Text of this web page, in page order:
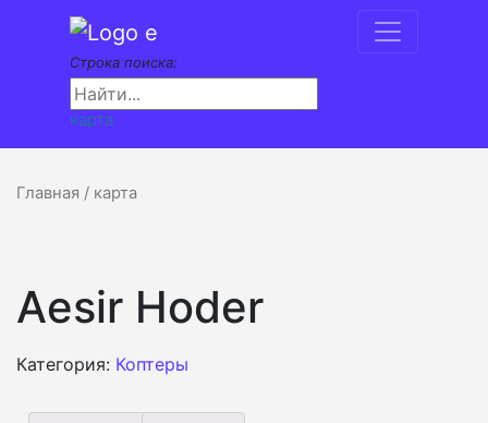
Строка поиска:
карта
Главная / карта
Aesir Hoder
Категория: Коптеры